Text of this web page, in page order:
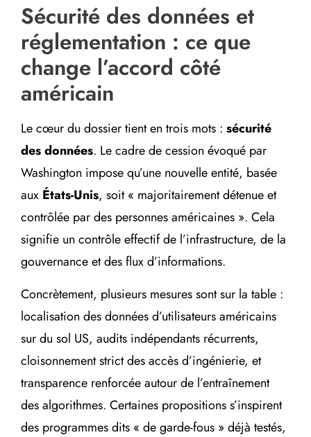
Sécurité des données et
réglementation : ce que
change l’accord côté
américain
Le cœur du dossier tient en trois mots : sécurité
des données. Le cadre de cession évoqué par
Washington impose qu’une nouvelle entité, basée
aux États-Unis, soit « majoritairement détenue et
contrôlée par des personnes américaines ». Cela
signifie un contrôle effectif de l’infrastructure, de la
gouvernance et des flux d’informations.
Concrètement, plusieurs mesures sont sur la table :
localisation des données d’utilisateurs américains
sur du sol US, audits indépendants récurrents,
cloisonnement strict des accès d’ingénierie, et
transparence renforcée autour de l’entraînement
des algorithmes. Certaines propositions s’inspirent
des programmes dits « de garde-fous » déjà testés,